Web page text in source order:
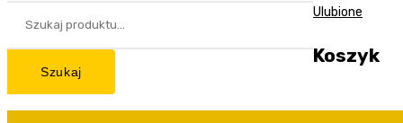
Szukaj
Ulubione
Koszyk